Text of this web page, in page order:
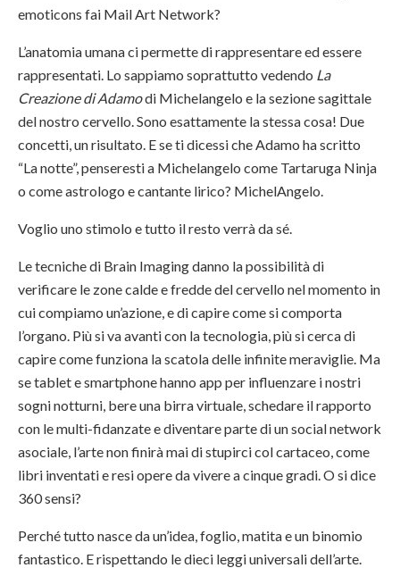
emoticons fai Mail Art Network?
L’anatomia umana ci permette di rappresentare ed essere
rappresentati. Lo sappiamo soprattutto vedendo La
Creazione di Adamodi Michelangelo e la sezione sagittale
del nostro cervello. Sono esattamente la stessa cosa! Due
concetti, un risultato. E se ti dicessi che Adamo ha scritto
“La notte”, penseresti a Michelangelo come Tartaruga Ninja
o come astrologo e cantante lirico? MichelAngelo.
Voglio uno stimolo e tutto il resto verrà da sé.
Le tecniche di Brain Imaging danno la possibilità di
verificare le zone calde e fredde del cervello nel momento in
cui compiamo un’azione, e di capire come si comporta
l’organo. Più si va avanti con la tecnologia, più si cerca di
capire come funziona la scatola delle infinite meraviglie. Ma
se tablet e smartphone hanno app per influenzare i nostri
sogni notturni, bere una birra virtuale, schedare il rapporto
con le multi-fidanzate e diventare parte di un social network
asociale, l’arte non finirà mai di stupirci col cartaceo, come
libri inventati e resi opere da vivere a cinque gradi. O si dice
360 sensi?
Perché tutto nasce da un’idea, foglio, matita e un binomio
fantastico. E rispettando le dieci leggi universali dell’arte.